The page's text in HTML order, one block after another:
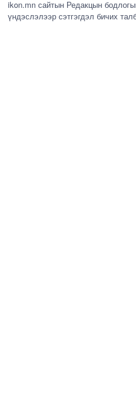
ikon.mn сайтын Редакцын
үндэслэлээр сэтгэгдэл бичих